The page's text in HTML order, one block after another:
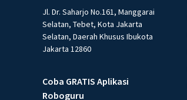
Jl. Dr. Saharjo No.161, Manggarai
Selatan, Tebet, Kota Jakarta
Selatan, Daerah Khusus Ibukota
Jakarta 12860
Coba GRATIS Aplikasi
Roboguru